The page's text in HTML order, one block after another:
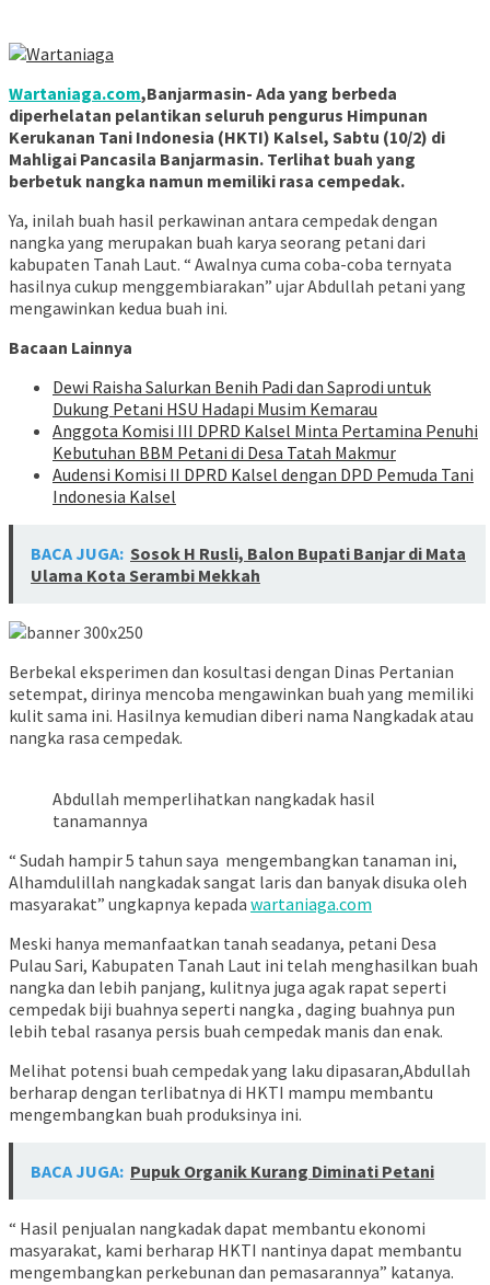
Wartaniaga.com,Banjarmasin- Ada yang berbeda
diperhelatan pelantikan seluruh pengurus Himpunan
Kerukanan Tani Indonesia (HKTI) Kalsel, Sabtu (10/2) di
Mahligai Pancasila Banjarmasin. Terlihat buah yang
berbetuk nangka namun memiliki rasa cempedak.
Ya, inilah buah hasil perkawinan antara cempedak dengan
nangka yang merupakan buah karya seorang petani dari
kabupaten Tanah Laut. “ Awalnya cuma coba-coba ternyata
hasilnya cukup menggembiarakan” ujar Abdullah petani yang
mengawinkan kedua buah ini.
Bacaan Lainnya
Dewi Raisha Salurkan Benih Padi dan Saprodi untuk
Dukung Petani HSU Hadapi Musim Kemarau
Anggota Komisi III DPRD Kalsel Minta Pertamina Penuhi
Kebutuhan BBM Petani di Desa Tatah Makmur
Audensi Komisi II DPRD Kalsel dengan DPD Pemuda Tani
Indonesia Kalsel
BACA JUGA: Sosok H Rusli, Balon Bupati Banjar di Mata
Ulama Kota Serambi Mekkah
Berbekal eksperimen dan kosultasi dengan Dinas Pertanian
setempat, dirinya mencoba mengawinkan buah yang memiliki
kulit sama ini. Hasilnya kemudian diberi nama Nangkadak atau
nangka rasa cempedak.
Abdullah memperlihatkan nangkadak hasil
tanamannya
“ Sudah hampir 5 tahun saya mengembangkan tanaman ini,
Alhamdulillah nangkadak sangat laris dan banyak disuka oleh
masyarakat” ungkapnya kepada wartaniaga.com
Meski hanya memanfaatkan tanah seadanya, petani Desa
Pulau Sari, Kabupaten Tanah Laut ini telah menghasilkan buah
nangka dan lebih panjang, kulitnya juga agak rapat seperti
cempedak biji buahnya seperti nangka , daging buahnya pun
lebih tebal rasanya persis buah cempedak manis dan enak.
Melihat potensi buah cempedak yang laku dipasaran,Abdullah
berharap dengan terlibatnya di HKTI mampu membantu
mengembangkan buah produksinya ini.
BACA JUGA: Pupuk Organik Kurang Diminati Petani
“ Hasil penjualan nangkadak dapat membantu ekonomi
masyarakat, kami berharap HKTI nantinya dapat membantu
mengembangkan perkebunan dan pemasarannya” katanya.